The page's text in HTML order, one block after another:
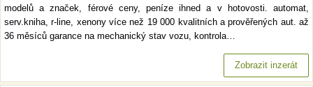
modelů a značek, férové ceny, peníze ihned a v hotovosti. automat,
serv.kniha, r-line, xenony více než 19 000 kvalitních a prověřených aut. až
36 měsíců garance na mechanický stav vozu, kontrola…
Zobrazit inzerát